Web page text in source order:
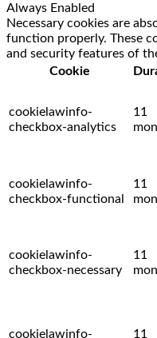
Always Enabled
Necessary cookies are
function properly. These
and security features of
Cookie
cookielawinfo-
checkbox-analytics
11
cookielawinfo-
checkbox-functional
11
cookielawinfo-
checkbox-necessary
11
cookielawinfo- 11